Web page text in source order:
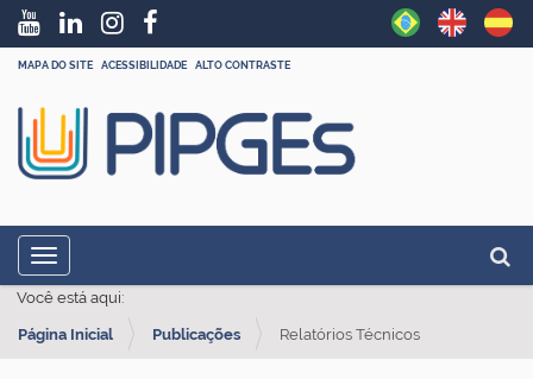
MAPA DO SITE ACESSIBILIDADE ALTO CONTRASTE
Busca
Toggle navigation
Você está aqui:
Página Inicial Publicações Relatórios Técnicos